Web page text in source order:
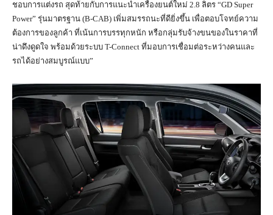
ชอบการแต่งรถ สุดท้ายกับการแนะนำเครื่องยนต์ใหม่ 2.8 ลิตร “GD Super
Power” รุ่นมาตรฐาน (B-CAB) เพิ่มสมรรถนะที่ดียิ่งขึ้น เพื่อตอบโจทย์ความ
ต้องการของลูกค้า ที่เน้นการบรรทุกหนัก หรือกลุ่มรับจ้างขนของในราคาที่
น่าดึงดูดใจ พร้อมด้วยระบบ T-Connect ที่มอบการเชื่อมต่อระหว่างคนและ
รถได้อย่างสมบูรณ์แบบ”